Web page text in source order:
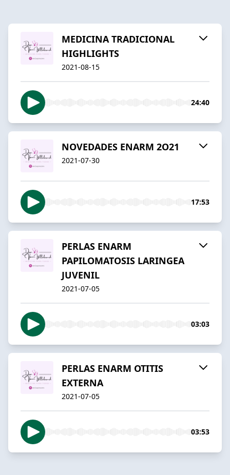
MEDICINA TRADICIONAL
HIGHLIGHTS
2021-08-15
24:40
NOVEDADES ENARM 2O21
2021-07-30
17:53
PERLAS ENARM
PAPILOMATOSIS LARINGEA
JUVENIL
2021-07-05
03:03
PERLAS ENARM OTITIS
EXTERNA
2021-07-05
03:53